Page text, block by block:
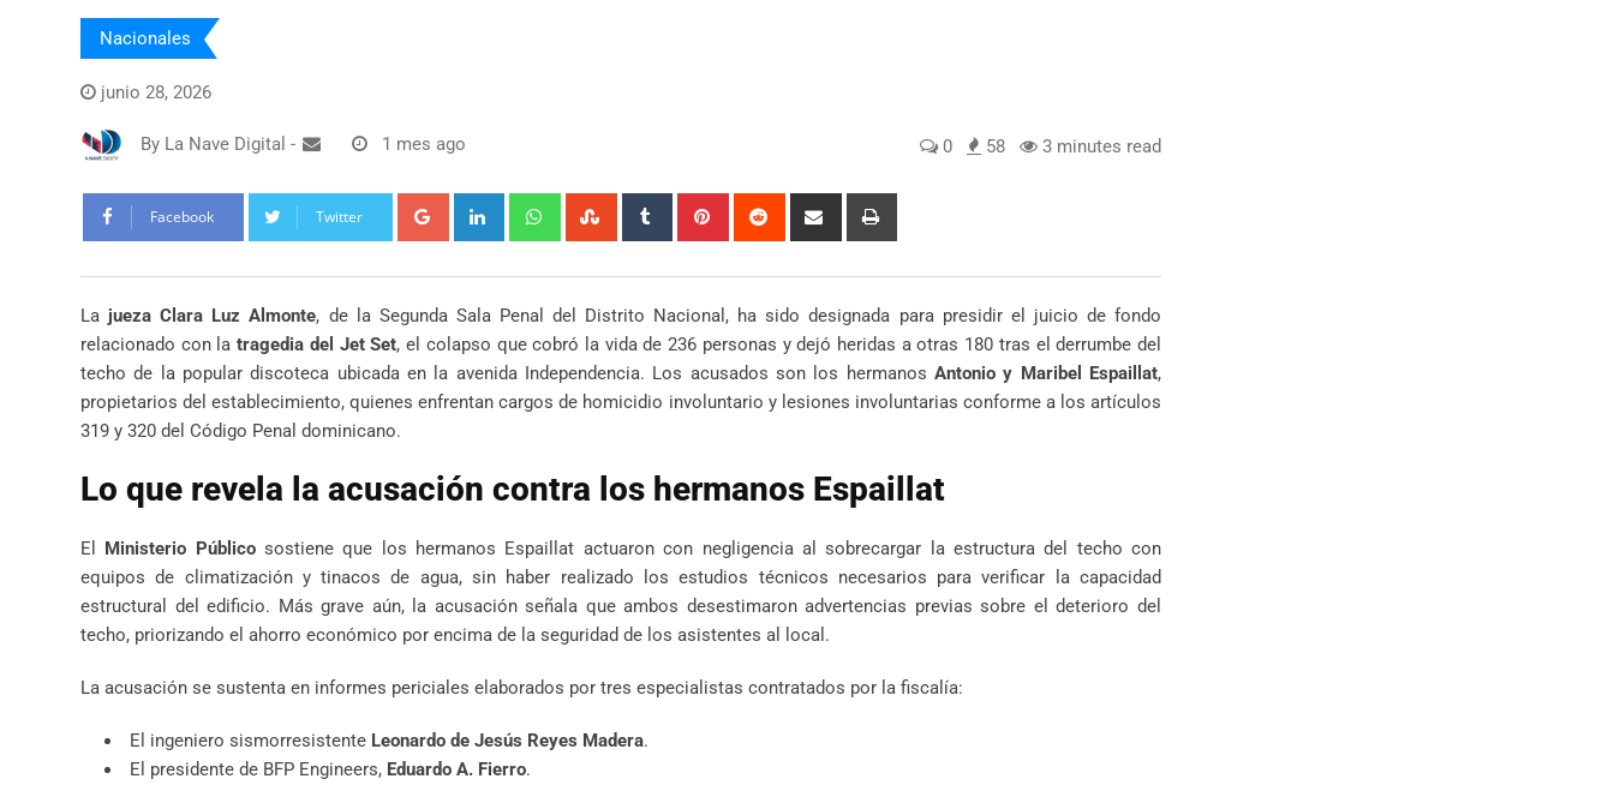
Nacionales
junio 28, 2026
By La Nave Digital - 1 mes ago 0 58 3 minutes read
Facebook Twitter Google+ LinkedIn WhatsappStumbleUpon
Tumblr Pinterest Reddit
Share
La jueza Clara Luz Almonte, de la Segunda Sala Penal del Distrito Nacional, ha sido designada para presidir el juicio de fondo
relacionado con latragedia del Jet Set, el colapso que cobró la vida de 236 personas y dejó heridas a otras 180 tras el derrumbe del
techo de la popular discoteca ubicada en la avenida Independencia. Los acusados son los hermanos Antonio y Maribel Espaillat,
propietarios del establecimiento, quienes enfrentan cargos de homicidio involuntario y lesiones involuntarias conforme a los artículos
319 y 320 del Código Penal dominicano.
Lo que revela la acusación contra los hermanos Espaillat
El Ministerio Públicosostiene que los hermanos Espaillat actuaron con negligencia al sobrecargar la estructura del techo con
equipos de climatización y tinacos de agua, sin haber realizado los estudios técnicos necesarios para verificar la capacidad
estructural del edificio. Más grave aún, la acusación señala que ambos desestimaron advertencias previas sobre el deterioro del
techo, priorizando el ahorro económico por encima de la seguridad de los asistentes al local.
La acusación se sustenta en informes periciales elaborados por tres especialistas contratados por la fiscalía:
El ingeniero sismorresistente Leonardo de Jesús Reyes Madera.
El presidente de BFP Engineers, Eduardo A. Fierro.